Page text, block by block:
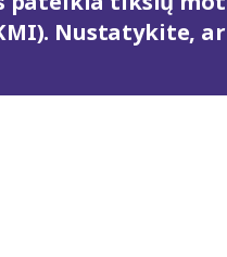
Nustatykite,